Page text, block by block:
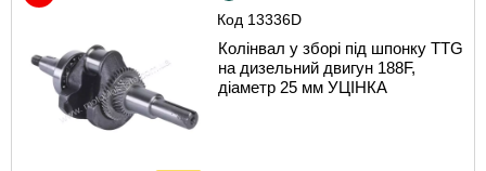
Код 13336D
Колінвал у зборі під шпонку TTG
на дизельний двигун 188F,
діаметр 25 мм УЦІНКА